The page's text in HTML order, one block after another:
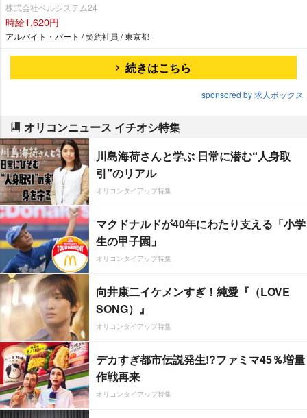
株式会社ベルシステム24
時給1,620円
アルバイト・パート / 契約社員 / 東京都
続きはこちら
sponsored by 求人ボックス
オリコンニュース イチオシ特集
川島海荷さんと学ぶ 日常に潜む“人身取
引”のリアル
オリコンタイアップ特集
マクドナルドが40年にわたり支える「小学
生の甲子園」
オリコンタイアップ特集
向井康二イケメンすぎ！純愛『（LOVE
SONG）』
オリコンタイアップ特集
デカすぎ都市伝説発生!?ファミマ45％増量
作戦再来
オリコンタイアップ特集